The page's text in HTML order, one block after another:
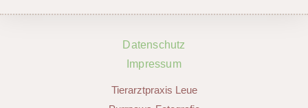
Datenschutz
Impressum
Tierarztpraxis Leue